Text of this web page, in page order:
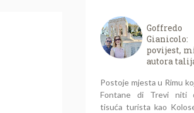
povijest,
autora
Postoje mjesta u Rimu
Fontane di Trevi niti
tisuća turista kao